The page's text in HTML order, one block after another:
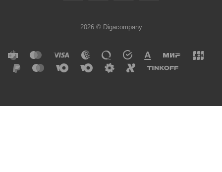
2026 © Digacompany